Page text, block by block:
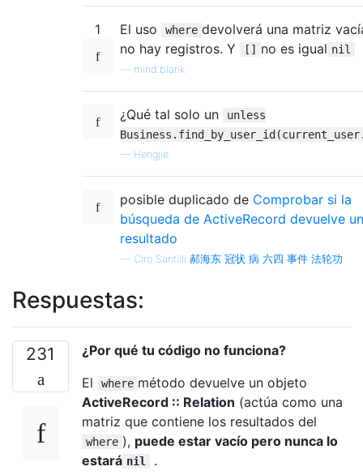
1 El uso where devolverá una matriz
no hay registros. Y
[] no es igual nil
mind.blank
¿Qué tal solo un
unless
— Hengjie
posible duplicado de Comprobar si la
búsqueda de ActiveRecord devuelve un
resultado
— Ciro Santilli 郝海东 冠状 病 六四 事件 法轮功
Respuestas:
231
¿Por qué tu código no funciona?
El
where método devuelve un objeto
ActiveRecord :: Relation (actúa como una
matriz que contiene los resultados del
where ), puede estar vacío pero nunca lo
estará nil .